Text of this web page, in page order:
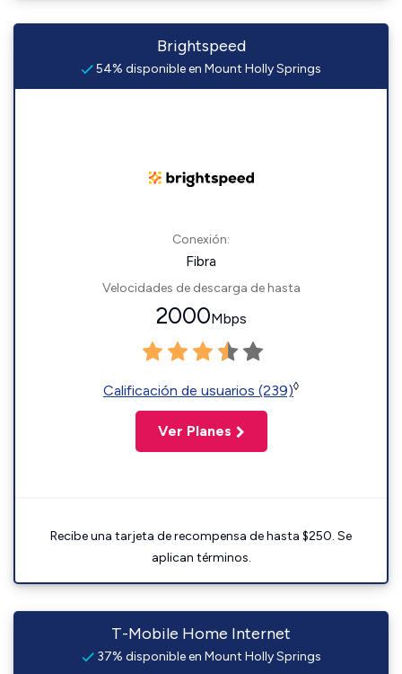
Brightspeed
54% disponible en Mount Holly Springs
Conexión:
Fibra
Velocidades de descarga de hasta
2000Mbps
Calificación de usuarios (239)◊
Ver Planes
Recibe una tarjeta de recompensa de hasta $250. Se
aplican términos.
T-Mobile Home Internet
37% disponible en Mount Holly Springs